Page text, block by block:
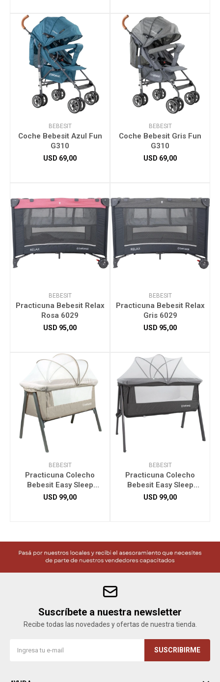
BEBESIT
Coche Bebesit Azul Fun
G310
USD 69,00
BEBESIT
Coche Bebesit Gris Fun
G310
USD 69,00
BEBESIT
Practicuna Bebesit Relax
Rosa 6029
USD 95,00
BEBESIT
Practicuna Bebesit Relax
Gris 6029
USD 95,00
BEBESIT
Practicuna Colecho
Bebesit Easy Sleep
C/Mosquitero Beige 6090
USD 99,00
BEBESIT
Practicuna Colecho
Bebesit Easy Sleep
C/Mosquitero Gris 6090
USD 99,00
Suscríbete a nuestra newsletter
Recibe todas las novedades y ofertas de nuestra tienda.
SUSCRIBIRME